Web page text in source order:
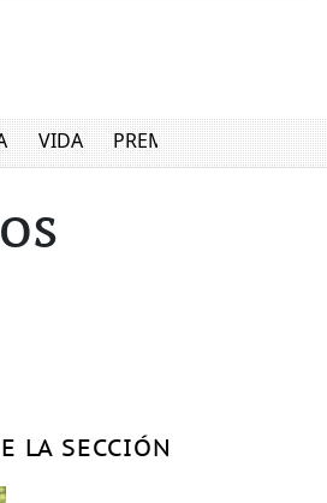
VIDA PREMIUM
LA SECCIÓN